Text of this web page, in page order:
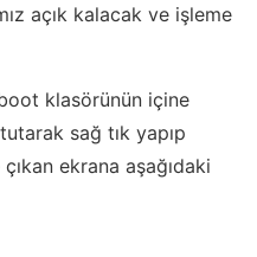
açık kalacak ve işleme
klasörünün içine
sağ tık yapıp
ekrana aşağıdaki